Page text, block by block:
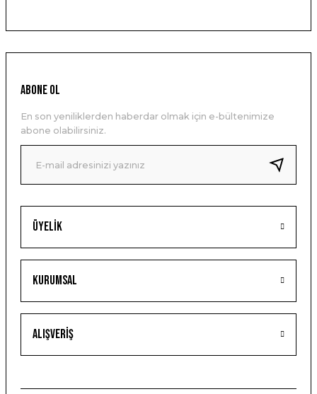
Üyelik
Kurumsal
Alışveriş
ABONE OL
En son yeniliklerden haberdar olmak için e-bültenimize
abone olabilirsiniz.